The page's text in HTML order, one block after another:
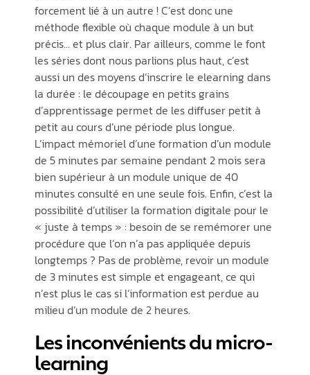
forcement lié à un autre ! C’est donc une
méthode flexible où chaque module à un but
précis… et plus clair. Par ailleurs, comme le font
les séries dont nous parlions plus haut, c’est
aussi un des moyens d’inscrire le elearning dans
la durée : le découpage en petits grains
d’apprentissage permet de les diffuser petit à
petit au cours d’une période plus longue.
L’impact mémoriel d’une formation d’un module
de 5 minutes par semaine pendant 2 mois sera
bien supérieur à un module unique de 40
minutes consulté en une seule fois. Enfin, c’est la
possibilité d’utiliser la formation digitale pour le
« juste à temps » : besoin de se remémorer une
procédure que l’on n’a pas appliquée depuis
longtemps ? Pas de problème, revoir un module
de 3 minutes est simple et engageant, ce qui
n’est plus le cas si l’information est perdue au
milieu d’un module de 2 heures.
Les inconvénients du micro-
learning